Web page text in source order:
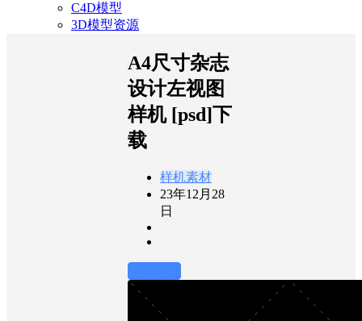
C4D模型
3D模型资源
A4尺寸杂志
设计左视图
样机 [psd]下
载
样机素材
23年12月28
日